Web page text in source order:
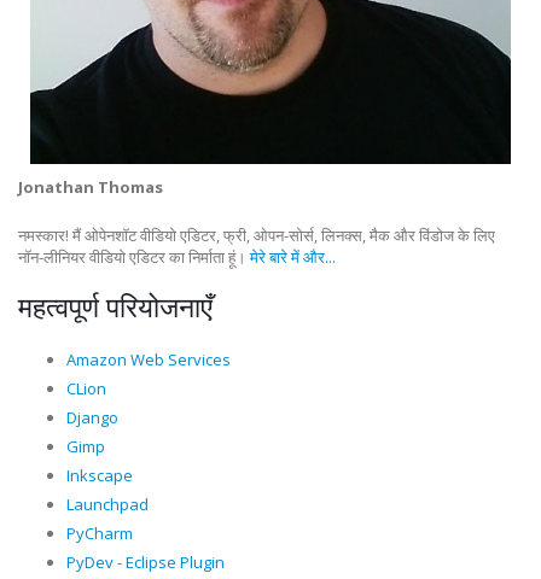
Jonathan Thomas
नमस्कार! मैं ओपेनशॉट वीडियो एडिटर, फ्री, ओपन-सोर्स, लिनक्स, मैक और विंडोज के लिए
नॉन-लीनियर वीडियो एडिटर का निर्माता हूं।मेरे बारे में और...
महत्वपूर्ण परियोजनाएँ
Amazon Web Services
CLion
Django
Gimp
Inkscape
Launchpad
PyCharm
PyDev - Eclipse Plugin